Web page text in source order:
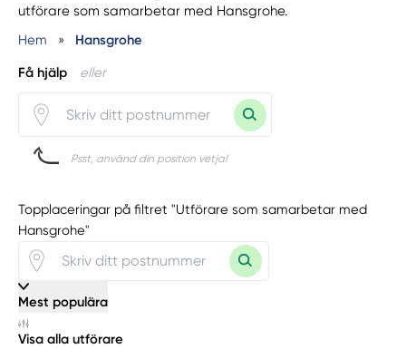
utförare som samarbetar med Hansgrohe.
Hem
» Hansgrohe
Få hjälp eller
Psst, använd din position vetja!
Topplaceringar på filtret "Utförare som samarbetar med
Hansgrohe"
Mest populära
Visa alla utförare